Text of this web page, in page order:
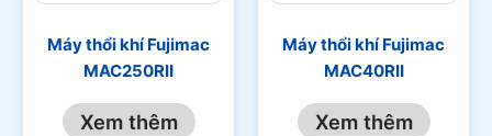
Máy thổi khí Fujimac
MAC250RII
Xem thêm
Máy thổi khí Fujimac
MAC40RII
Xem thêm